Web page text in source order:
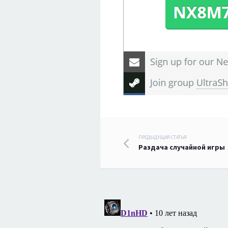
Навигация
по
ПРЕДЫДУЩАЯ СТАТЬЯ
Раздача случайной игры